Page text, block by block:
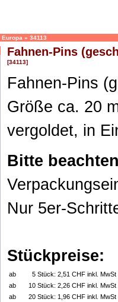
Europa » 34113
Fahnen-Pins
[34113]
Fahnen-Pins
Größe ca. 20
vergoldet, in
Bitte
Nur 5er-
Stückpreise:
ab 5 Stück: 2,51 CHF inkl. MwSt
ab
10 Stück: 2,26 CHF inkl. MwSt
ab
20 Stück: 1,96 CHF inkl. MwSt